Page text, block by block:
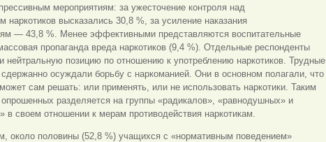
мероприятиям: за ужесточение контроля над
наркотиков высказались 30,8 %, за усиление наказания
— 43,8 %. Менее эффективными представляются воспитательные
пропаганда вреда наркотиков (9,4 %). Отдельные респонденты
нейтральную позицию по отношению к употреблению наркотиков. Трудные
сдержанно осуждали борьбу с наркоманией. Они в основном полагали, что
сам решать: или применять, или не использовать наркотики. Таким
разделяется на группы «радикалов», «равнодушных» и
в своем отношении к мерам противодействия наркотикам.
около половины (52,8 %) учащихся с «нормативным поведением»